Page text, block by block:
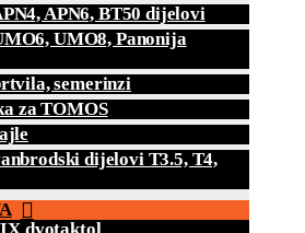
APN6, BT50 dijelovi
UMO8, Panonija
semerinzi
za TOMOS
dijelovi T3.5, T4,